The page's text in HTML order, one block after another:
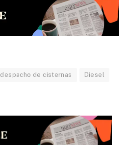
despacho de cisternas Diesel